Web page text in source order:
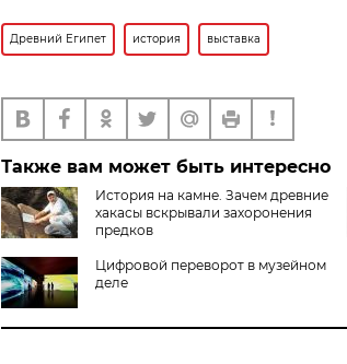
Древний Египет история выставка
Также вам может быть интересно
История на камне. Зачем древние
хакасы вскрывали захоронения
предков
Цифровой переворот в музейном
деле